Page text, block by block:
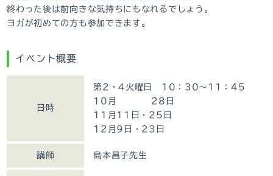
終わった後は前向きな気持ちにもなれるでしょう。
ヨガが初めての方も参加できます。
イベント概要
日時
第2・4火曜日 10：30～11：45
10月 28日
11月11日・25日
12月9日・23日
講師 島本昌子先生